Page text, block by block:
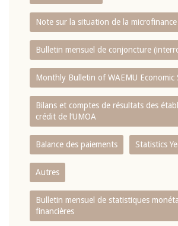
Note sur la situation de la microfinance
Bulletin mensuel de conjoncture
Monthly Bulletin of WAEMU Economic
Bilans et comptes de résultats des
crédit de l‘UMOA
Balance des paiements Statistics
Autres
Bulletin mensuel de statistiques
financières